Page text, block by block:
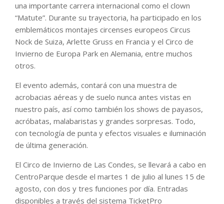
una importante carrera internacional como el clown
“Matute”. Durante su trayectoria, ha participado en los
emblemáticos montajes circenses europeos Circus
Nock de Suiza, Arlette Gruss en Francia y el Circo de
Invierno de Europa Park en Alemania, entre muchos
otros.
El evento además, contará con una muestra de
acrobacias aéreas y de suelo nunca antes vistas en
nuestro país, así como también los shows de payasos,
acróbatas, malabaristas y grandes sorpresas. Todo,
con tecnología de punta y efectos visuales e iluminación
de última generación.
El Circo de Invierno de Las Condes, se llevará a cabo en
CentroParque desde el martes 1 de julio al lunes 15 de
agosto, con dos y tres funciones por día. Entradas
disponibles a través del sistema TicketPro